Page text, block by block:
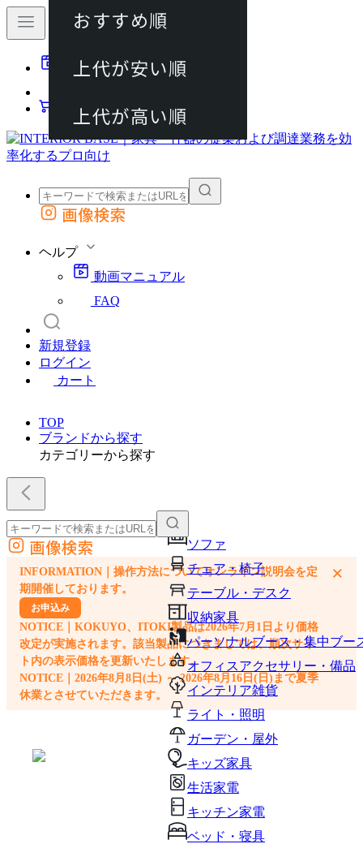
動画マニュアル
カート
外部サイトの商品をカートに追加
画像検索
ヘルプ
動画マニュアル
FAQ
新規登録
ログイン
カート
TOP
ブランドから探す
カテゴリーから探す
ソファ
チェア・椅子
テーブル・デスク
収納家具
パーソナルブース・集中ブー
オフィスアクセサリー・備品
インテリア雑貨
ライト・照明
ガーデン・屋外
キッズ家具
生活家電
キッチン家電
ベッド・寝具
外部サイトの商品をカートに追加
他のサイトで見つけた商品ページのURLを貼り付けて、カートに追加できます
画像検索
INFORMATION｜操作方法についてオンライン説明会を定
期開催しております。
お申込み
NOTICE｜KOKUYO、ITOKI製品は2026年7月1日より価格
改定が実施されます。該当製品につきましては、順次サイ
ト内の表示価格を更新いたします。
NOTICE｜2026年8月8日(土) ～ 2026年8月16日(日)まで夏季
休業とさせていただきます。
×
おすすめ順
上代が安い順
上代が高い順